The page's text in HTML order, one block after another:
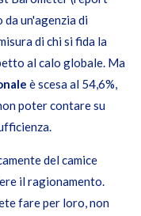
un'agenzia di
di chi si fida la
al calo globale. Ma
è scesa al 54,6%,
poter contare su
del camice
il ragionamento.
fare per loro, non